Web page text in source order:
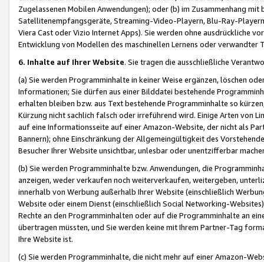
Zugelassenen Mobilen Anwendungen); oder (b) im Zusammenhang
Satellitenempfangsgeräte, Streaming-Video-Playern, Blu-Ray-
Viera Cast oder Vizio Internet Apps). Sie werden ohne ausdrückliche
Entwicklung von Modellen des maschinellen Lernens oder
6. Inhalte auf Ihrer Website. Sie tragen die ausschließliche
(a) Sie werden Programminhalte in keiner Weise ergänzen, löschen
Informationen; Sie dürfen aus einer Bilddatei bestehende
erhalten bleiben bzw. aus Text bestehende Programminhalte so
Kürzung nicht sachlich falsch oder irreführend wird. Einige Arten von
auf eine Informationsseite auf einer Amazon-Website, der nicht als
Bannern); ohne Einschränkung der Allgemeingültigkeit des
Besucher Ihrer Website unsichtbar, unlesbar oder unentzifferbar
(b) Sie werden Programminhalte bzw. Anwendungen, die
anzeigen, weder verkaufen noch weiterverkaufen, weitergeben,
innerhalb von Werbung außerhalb Ihrer Website (einschließlich
Website oder einem Dienst (einschließlich Social Networking-
Rechte an den Programminhalten oder auf die Programminhalte an
übertragen müssten, und Sie werden keine mit Ihrem Partner-Tag
Ihre Website ist.
(c) Sie werden Programminhalte, die nicht mehr auf einer Amazon-